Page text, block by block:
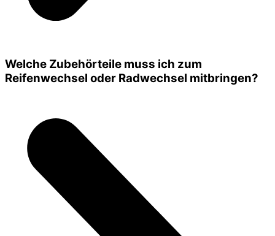
Welche Zubehörteile muss ich zum
Reifenwechsel oder Radwechsel mitbringen?